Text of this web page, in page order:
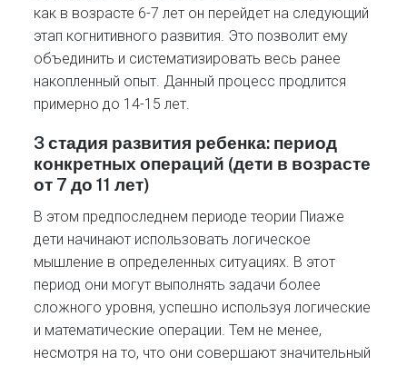
как в возрасте 6-7 лет он перейдет на следующий
этап когнитивного развития. Это позволит ему
объединить и систематизировать весь ранее
накопленный опыт. Данный процесс продлится
примерно до 14-15 лет.
3 стадия развития ребенка: период
конкретных операций (дети в возрасте
от 7 до 11 лет)
В этом предпоследнем периоде теории Пиаже
дети начинают использовать логическое
мышление в определенных ситуациях. В этот
период они могут выполнять задачи более
сложного уровня, успешно используя логические
и математические операции. Тем не менее,
несмотря на то, что они совершают значительный